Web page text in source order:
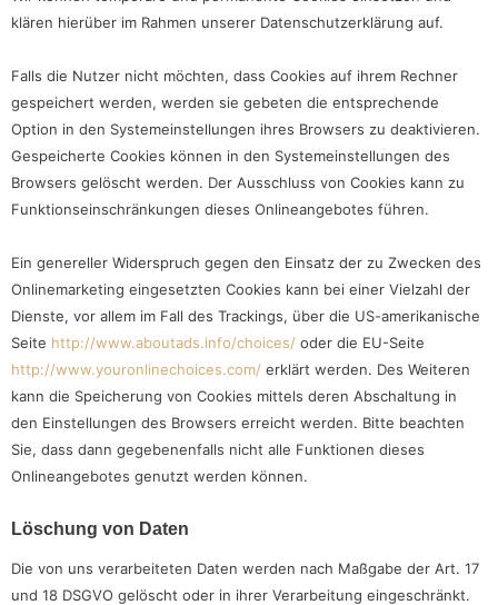
klären hierüber im Rahmen unserer Datenschutzerklärung auf.
Falls die Nutzer nicht möchten, dass Cookies auf ihrem Rechner
gespeichert werden, werden sie gebeten die entsprechende
Option in den Systemeinstellungen ihres Browsers zu deaktivieren.
Gespeicherte Cookies können in den Systemeinstellungen des
Browsers gelöscht werden. Der Ausschluss von Cookies kann zu
Funktionseinschränkungen dieses Onlineangebotes führen.
Ein genereller Widerspruch gegen den Einsatz der zu Zwecken des
Onlinemarketing eingesetzten Cookies kann bei einer Vielzahl der
Dienste, vor allem im Fall des Trackings, über die US-amerikanische
Seite http://www.aboutads.info/choices/ oder die EU-Seite
http://www.youronlinechoices.com/ erklärt werden. Des Weiteren
kann die Speicherung von Cookies mittels deren Abschaltung in
den Einstellungen des Browsers erreicht werden. Bitte beachten
Sie, dass dann gegebenenfalls nicht alle Funktionen dieses
Onlineangebotes genutzt werden können.
Löschung von Daten
Die von uns verarbeiteten Daten werden nach Maßgabe der Art. 17
und 18 DSGVO gelöscht oder in ihrer Verarbeitung eingeschränkt.